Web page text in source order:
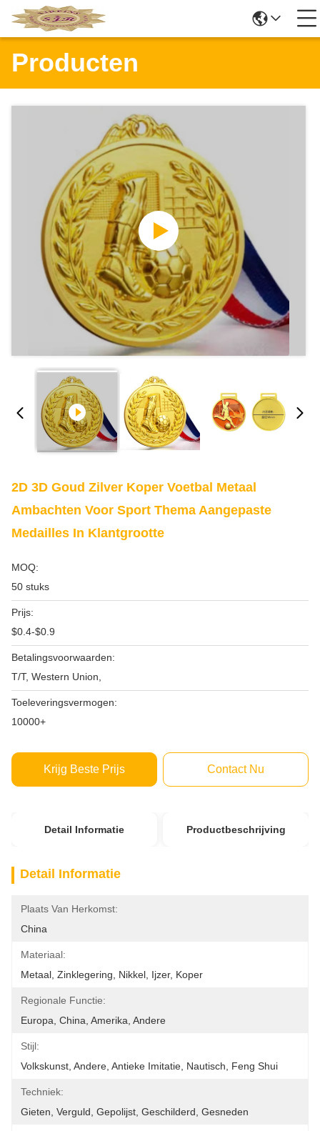
Producten
2D 3D Goud Zilver Koper Voetbal Metaal
Ambachten Voor Sport Thema Aangepaste
Medailles In Klantgrootte
MOQ:
50 stuks
Prijs:
$0.4-$0.9
Betalingsvoorwaarden:
T/T, Western Union,
Toeleveringsvermogen:
10000+
Krijg Beste Prijs Contact Nu
Detail Informatie Productbeschrijving
Detail Informatie
Plaats Van Herkomst:
China
Materiaal:
Metaal, Zinklegering, Nikkel, Ijzer, Koper
Regionale Functie:
Europa, China, Amerika, Andere
Stijl:
Volkskunst, Andere, Antieke Imitatie, Nautisch, Feng Shui
Techniek:
Gieten, Verguld, Gepolijst, Geschilderd, Gesneden